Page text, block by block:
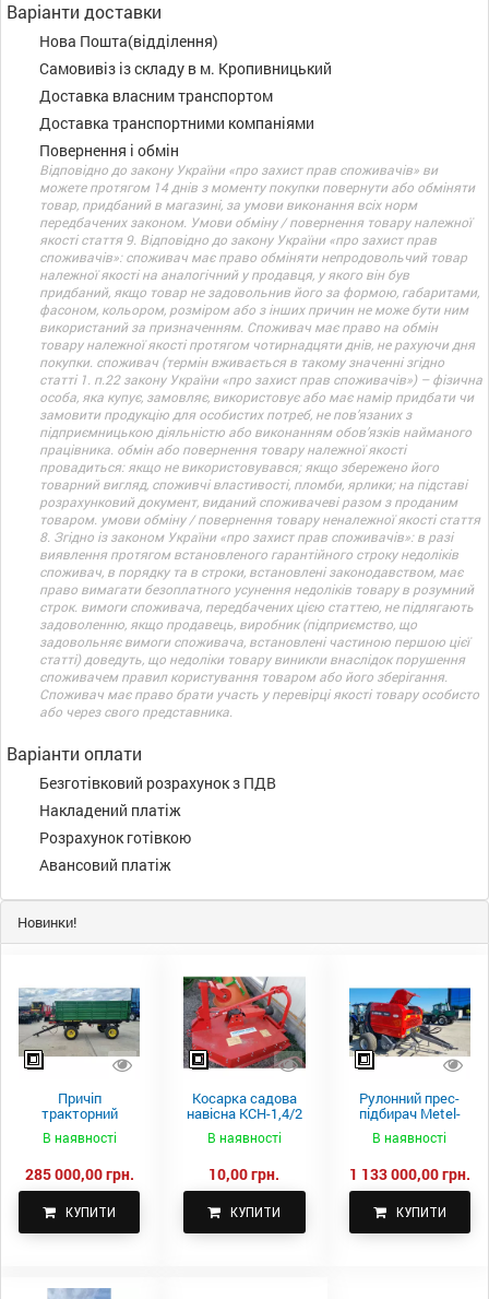
Варіанти доставки
Нова Пошта(відділення)
Самовивіз із складу в м. Кропивницький
Доставка власним транспортом
Доставка транспортними компаніями
Повернення і обмін
Відповідно до закону України «про захист прав споживачів» ви
можете протягом 14 днів з моменту покупки повернути або обміняти
товар, придбаний в магазині, за умови виконання всіх норм
передбачених законом. Умови обміну / повернення товару належної
якості стаття 9. Відповідно до закону України «про захист прав
споживачів»: споживач має право обміняти непродовольчий товар
належної якості на аналогічний у продавця, у якого він був
придбаний, якщо товар не задовольнив його за формою, габаритами,
фасоном, кольором, розміром або з інших причин не може бути ним
використаний за призначенням. Споживач має право на обмін
товару належної якості протягом чотирнадцяти днів, не рахуючи дня
покупки. споживач (термін вживається в такому значенні згідно
статті 1. п.22 закону України «про захист прав споживачів») – фізична
особа, яка купує, замовляє, використовує або має намір придбати чи
замовити продукцію для особистих потреб, не пов’язаних з
підприємницькою діяльністю або виконанням обов’язків найманого
працівника. обмін або повернення товару належної якості
провадиться: якщо не використовувався; якщо збережено його
товарний вигляд, споживчі властивості, пломби, ярлики; на підставі
розрахунковий документ, виданий споживачеві разом з проданим
товаром. умови обміну / повернення товару неналежної якості стаття
8. Згідно із законом України «про захист прав споживачів»: в разі
виявлення протягом встановленого гарантійного строку недоліків
споживач, в порядку та в строки, встановлені законодавством, має
право вимагати безоплатного усунення недоліків товару в розумний
строк. вимоги споживача, передбачених цією статтею, не підлягають
задоволенню, якщо продавець, виробник (підприємство, що
задовольняє вимоги споживача, встановлені частиною першою цієї
статті) доведуть, що недоліки товару виникли внаслідок порушення
споживачем правил користування товаром або його зберігання.
Споживач має право брати участь у перевірці якості товару особисто
або через свого представника.
Варіанти оплати
Безготівковий розрахунок з ПДВ
Накладений платіж
Розрахунок готівкою
Авансовий платіж
Новинки!
Причіп
тракторний
самоскидний
Spike 2 ПТС-4
В наявності
285 000,00 грн.
КУПИТИ
Косарка садова
навісна КСН-1,4/2
В наявності
10,00 грн.
КУПИТИ
Рулонний прес-
підбирач Metel-
Fach Z 587
В наявності
1 133 000,00 грн.
КУПИТИ